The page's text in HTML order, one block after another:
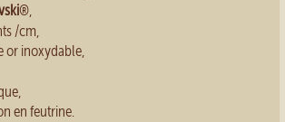
®,
/cm,
or inoxydable,
en feutrine.